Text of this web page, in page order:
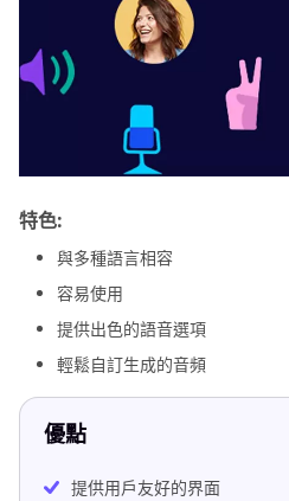
特色:
與多種語言相容
容易使用
提供出色的語音選項
輕鬆自訂生成的音頻
優點
提供用戶友好的界面